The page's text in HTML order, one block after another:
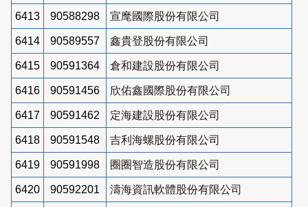
6413 90588298 宣麾國際股份有限公司
6414 90589557 鑫貴登股份有限公司
6415 90591364 倉和建設股份有限公司
6416 90591456 欣佑鑫國際股份有限公司
6417 90591462 定海建設股份有限公司
6418 90591548 吉利海螺股份有限公司
6419 90591998 圈圈智造股份有限公司
6420 90592201 濤海資訊軟體股份有限公司